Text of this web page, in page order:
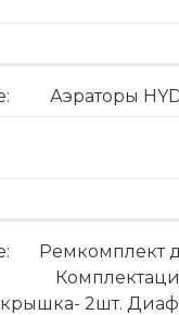
Аэраторы
Ремкомплект
крышка- 2шт.